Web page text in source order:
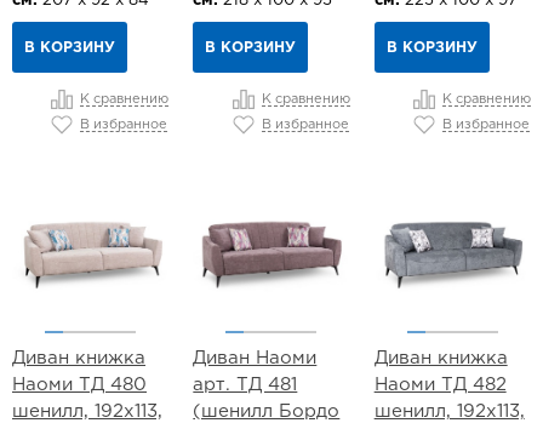
В КОРЗИНУ
К сравнению
В избранное
В КОРЗИНУ
К сравнению
В избранное
В КОРЗИНУ
К сравнению
В избранное
Диван книжка
Наоми ТД 480
шенилл, 192х113,
Диван Наоми
арт. ТД 481
(шенилл Бордо
Диван книжка
Наоми ТД 482
шенилл, 192х113,